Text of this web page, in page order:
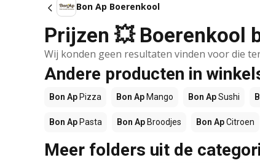
Bon Ap Boerenkool
Prijzen 💥 Boerenkool
Wij konden geen resultaten vinden voor die
Andere producten in
Bon Ap Pizza Bon Ap Mango Bon ApSushi
Bon Ap Pasta Bon Ap Broodjes Bon ApCitroen
Meer folders uit de